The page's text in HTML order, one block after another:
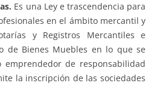
Es una Ley e trascendencia para
en el ámbito mercantil y
y Registros Mercantiles e
de Bienes Muebles en lo que se
de responsabilidad
la inscripción de las sociedades